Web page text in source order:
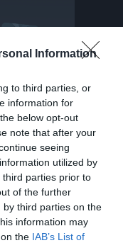
Information
to third parties, or
information for
below opt-out
note that after your
seeing
utilized by
parties prior to
of the further
third parties on the
information may
the IAB’s List of